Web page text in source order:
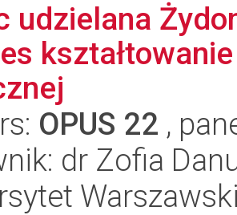
udzielana
OPUS 22 ,
dr Zofia